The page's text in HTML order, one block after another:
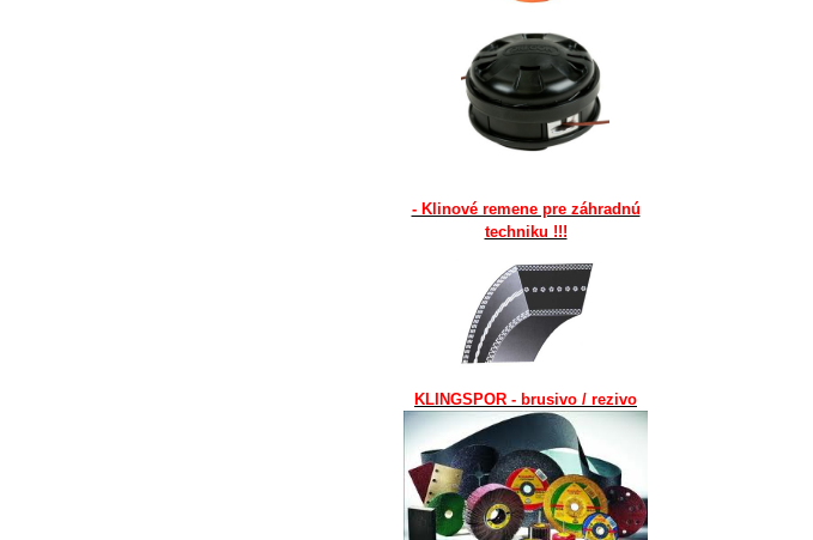
- Klinové remene pre záhradnú
techniku !!!
KLINGSPOR - brusivo / rezivo